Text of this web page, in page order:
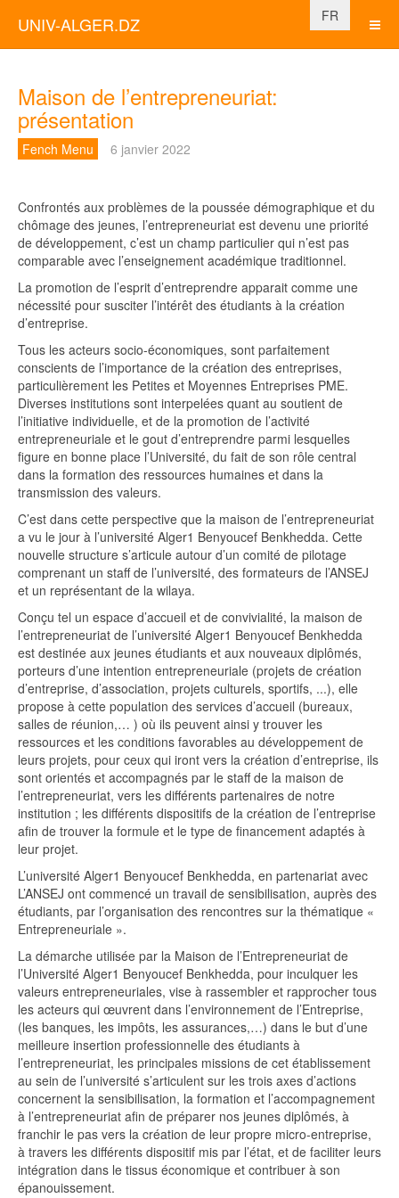
UNIV-ALGER.DZ
Sélectionnez
FR
Maison de l’entrepreneuriat:
présentation
Fench Menu 6 janvier 2022
Confrontés aux problèmes de la poussée démographique et du
chômage des jeunes, l’entrepreneuriat est devenu une priorité
de développement, c’est un champ particulier qui n’est pas
comparable avec l’enseignement académique traditionnel.
La promotion de l’esprit d’entreprendre apparait comme une
nécessité pour susciter l’intérêt des étudiants à la création
d’entreprise.
Tous les acteurs socio-économiques, sont parfaitement
conscients de l’importance de la création des entreprises,
particulièrement les Petites et Moyennes Entreprises PME.
Diverses institutions sont interpelées quant au soutient de
l’initiative individuelle, et de la promotion de l’activité
entrepreneuriale et le gout d’entreprendre parmi lesquelles
figure en bonne place l’Université, du fait de son rôle central
dans la formation des ressources humaines et dans la
transmission des valeurs.
C’est dans cette perspective que la maison de l’entrepreneuriat
a vu le jour à l’université Alger1 Benyoucef Benkhedda. Cette
nouvelle structure s’articule autour d’un comité de pilotage
comprenant un staff de l’université, des formateurs de l’ANSEJ
et un représentant de la wilaya.
Conçu tel un espace d’accueil et de convivialité, la maison de
l’entrepreneuriat de l’université Alger1 Benyoucef Benkhedda
est destinée aux jeunes étudiants et aux nouveaux diplômés,
porteurs d’une intention entrepreneuriale (projets de création
d’entreprise, d’association, projets culturels, sportifs, ...), elle
propose à cette population des services d’accueil (bureaux,
salles de réunion,… ) où ils peuvent ainsi y trouver les
ressources et les conditions favorables au développement de
leurs projets, pour ceux qui iront vers la création d’entreprise, ils
sont orientés et accompagnés par le staff de la maison de
l’entrepreneuriat, vers les différents partenaires de notre
institution ; les différents dispositifs de la création de l’entreprise
afin de trouver la formule et le type de financement adaptés à
leur projet.
L’université Alger1 Benyoucef Benkhedda, en partenariat avec
L’ANSEJ ont commencé un travail de sensibilisation, auprès des
étudiants, par l’organisation des rencontres sur la thématique «
Entrepreneuriale ».
La démarche utilisée par la Maison de l’Entrepreneuriat de
l’Université Alger1 Benyoucef Benkhedda, pour inculquer les
valeurs entrepreneuriales, vise à rassembler et rapprocher tous
les acteurs qui œuvrent dans l’environnement de l’Entreprise,
(les banques, les impôts, les assurances,…) dans le but d’une
meilleure insertion professionnelle des étudiants à
l’entrepreneuriat, les principales missions de cet établissement
au sein de l’université s’articulent sur les trois axes d’actions
concernent la sensibilisation, la formation et l’accompagnement
à l’entrepreneuriat afin de préparer nos jeunes diplômés, à
franchir le pas vers la création de leur propre micro-entreprise,
à travers les différents dispositif mis par l’état, et de faciliter leurs
intégration dans le tissus économique et contribuer à son
épanouissement.